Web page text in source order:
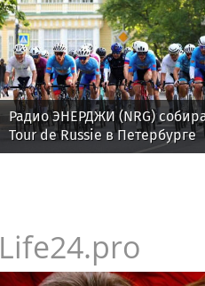
Радио ЭНЕРДЖИ (NRG)
Tour de Russie в Петербурге
Life24.pro